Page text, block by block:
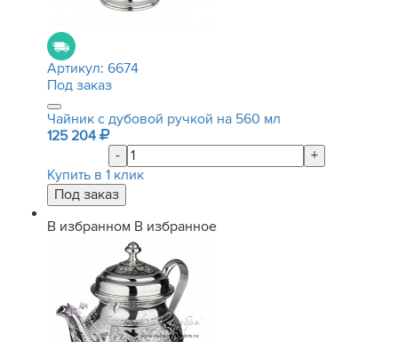
Артикул: 6674
Под заказ
Чайник с дубовой ручкой на 560 мл
125 204
-
+
Купить в 1 клик
В избранном В избранное